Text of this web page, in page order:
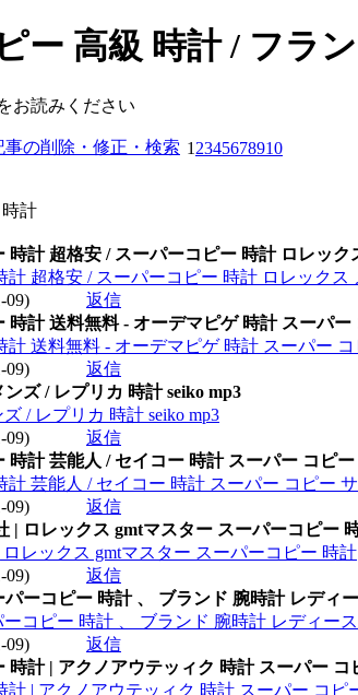
ー 高級 時計 / フラ
お読みください
事の削除・修正・検索 1 2345678910
計
時計 超格安 / スーパーコピー 時計 ロレック
計 超格安 / スーパーコピー 時計 ロレックス
返信
時計 送料無料 - オーデマピゲ 時計 スーパー
計 送料無料 - オーデマピゲ 時計 スーパー
返信
ズ / レプリカ 時計 seiko mp3
/ レプリカ 時計 seiko mp3
返信
時計 芸能人 / セイコー 時計 スーパー コピー
芸能人 / セイコー 時計 スーパー コピー サ
返信
| ロレックス gmtマスター スーパーコピー
レックス gmtマスター スーパーコピー 時計
返信
ーコピー 時計 、 ブランド 腕時計 レディ
コピー 時計 、 ブランド 腕時計 レディー
返信
時計 | アクノアウテッィク 時計 スーパー コ
計 | アクノアウテッィク 時計 スーパー コピ